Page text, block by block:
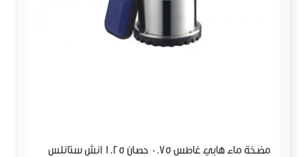
مضخة ماء هابي غاطس 0.75 حصان 1.25 انش ستانلس